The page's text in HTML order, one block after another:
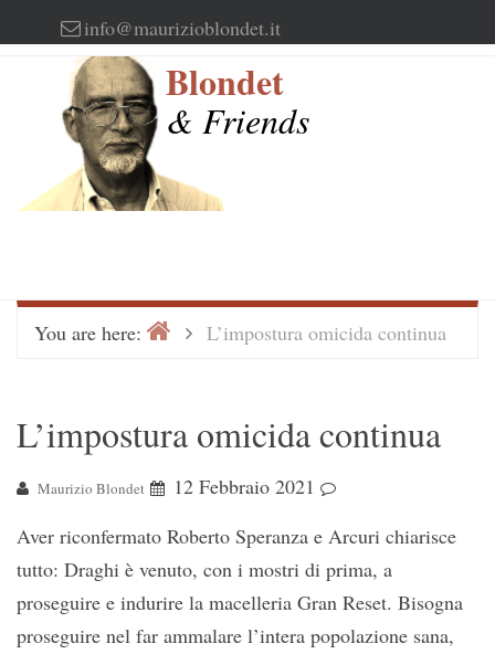
to
info@maurizioblondet.it
Blondet
& Friends
You are here: HomeL’impostura omicida continua
L’impostura omicida continua
Maurizio Blondet
12 Febbraio 2021
Aver riconfermato Roberto Speranza e Arcuri chiarisce
tutto: Draghi è venuto, con i mostri di prima, a
proseguire e indurire la macelleria Gran Reset. Bisogna
proseguire nel far ammalare l’intera popolazione sana,